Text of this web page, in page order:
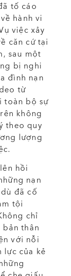
tố cáo
hành vi
việc xảy
căn cứ tại
sau một
bị nghi
đình nạn
từ
toàn bộ sự
không
theo quy
lượng
hồi
nạn
đã cố
tội
chỉ
thân
với nỗi
lực của kẻ